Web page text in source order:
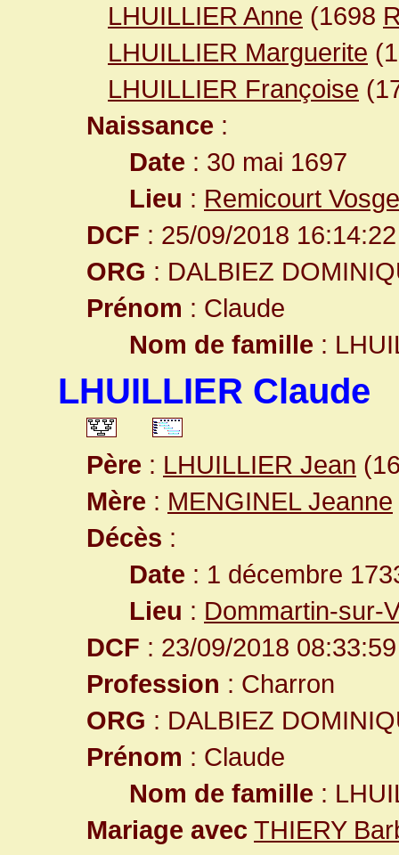
LHUILLIER Anne (1698
LHUILLIER Marguerite
LHUILLIER Françoise
Naissance :
Date : 30 mai 1697
Lieu : Remicourt
DCF : 25/09/2018 16:14:22
ORG : DALBIEZ
Prénom : Claude
Nom de famille :
LHUILLIER Claude
Père : LHUILLIER Jean
Mère : MENGINEL Jeanne
Décès :
Date : 1 décembre
Lieu : Dommartin-sur-
DCF : 23/09/2018 08:33:59
Profession : Charron
ORG : DALBIEZ
Prénom : Claude
Nom de famille :
Mariage avec THIERY